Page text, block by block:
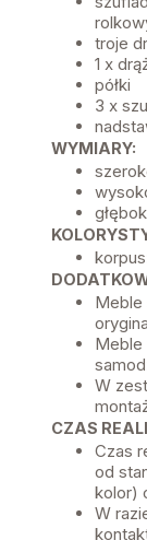
troje
1 x
półki
3 x
WYMIARY:
Meble
Meble
W
CZAS
Czas
od
kolor)
W